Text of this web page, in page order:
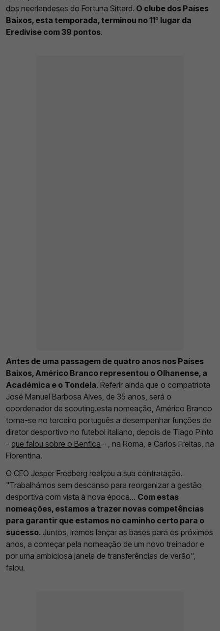
dos neerlandeses do Fortuna Sittard. O clube dos Países
Baixos, esta temporada, terminou no 11º lugar da
Eredivise com 39 pontos.
Antes de uma passagem de quatro anos nos Países
Baixos, Américo Branco representou o Olhanense, a
Académica e o Tondela. Referir ainda que o compatriota
José Manuel Barbosa Alves, de 35 anos, será o
coordenador de scouting.esta nomeação, Américo Branco
torna-se no terceiro português a desempenhar funções de
diretor desportivo no futebol italiano, depois de Tiago Pinto
- que falou sobre o Benfica - , na Roma, e Carlos Freitas, na
Fiorentina.
O CEO Jesper Fredberg realçou a sua contratação.
"Trabalhámos sem descanso para reorganizar a gestão
desportiva com vista à nova época... Com estas
nomeações, estamos a trazer novas competências
para garantir que estamos no caminho certo para o
sucesso. Juntos, iremos lançar as bases para os próximos
anos, a começar pela nomeação de um novo treinador e
por uma ambiciosa janela de transferências de verão",
falou.